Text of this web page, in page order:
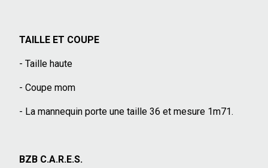
TAILLE ET COUPE
- Taille haute
- Coupe mom
- La mannequin porte une taille 36 et mesure 1m71.
BZB C.A.R.E.S.